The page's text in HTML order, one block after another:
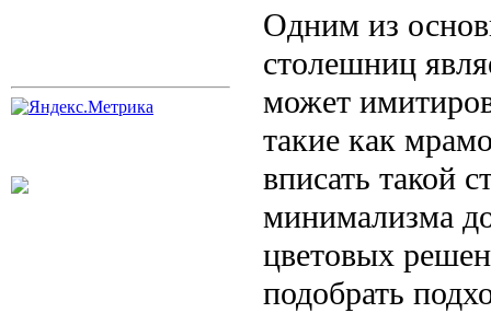
Одним из
столешниц
может
такие как
вписать такой
минимализма
цветовых
подобрать